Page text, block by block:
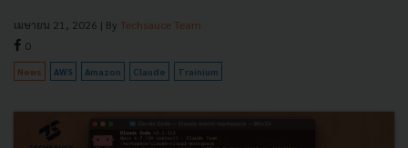
เมษายน 21, 2026 | By Techsauce Team
0
News AWS Amazon Claude Trainium